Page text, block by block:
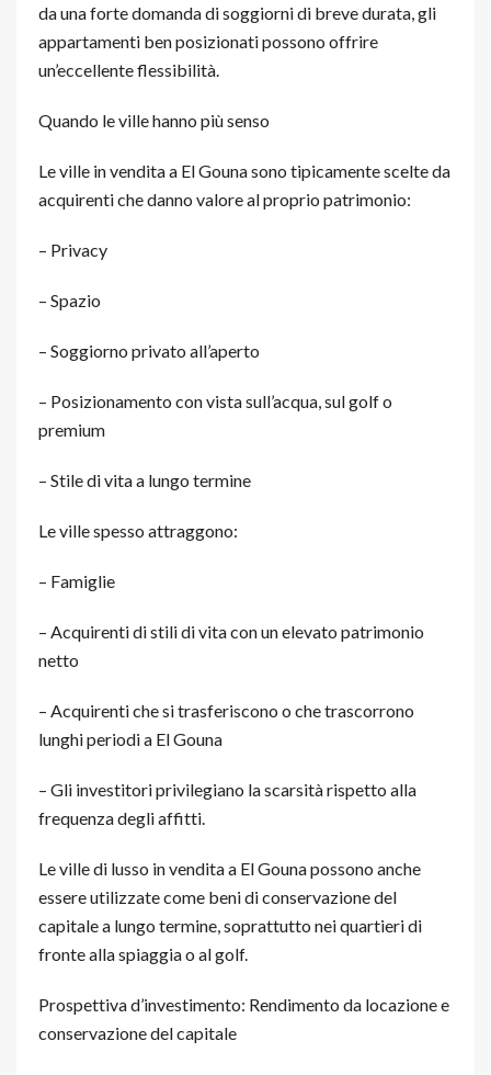
da una forte domanda di soggiorni di breve durata, gli
appartamenti ben posizionati possono offrire
un’eccellente flessibilità.
Quando le ville hanno più senso
Le ville in vendita a El Gouna sono tipicamente scelte da
acquirenti che danno valore al proprio patrimonio:
– Privacy
– Spazio
– Soggiorno privato all’aperto
– Posizionamento con vista sull’acqua, sul golf o
premium
– Stile di vita a lungo termine
Le ville spesso attraggono:
– Famiglie
– Acquirenti di stili di vita con un elevato patrimonio
netto
– Acquirenti che si trasferiscono o che trascorrono
lunghi periodi a El Gouna
– Gli investitori privilegiano la scarsità rispetto alla
frequenza degli affitti.
Le ville di lusso in vendita a El Gouna possono anche
essere utilizzate come beni di conservazione del
capitale a lungo termine, soprattutto nei quartieri di
fronte alla spiaggia o al golf.
Prospettiva d’investimento: Rendimento da locazione e
conservazione del capitale